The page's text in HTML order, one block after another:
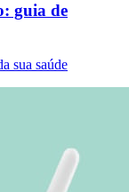
guia de
sua saúde